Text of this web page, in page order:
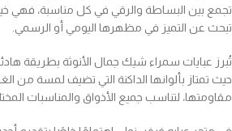
تجمع بين البساطة والرقي في كل مناسبة، فهي
تبحث عن التميز في مظهرها اليومي أو الرسمي.
تُبرز عبايات سمراء شيك جمال الأنوثة بطريقة
حيث تمتاز بألوانها الداكنة التي تضيف لمسة من
مقاومتها، لتناسب جميع الأذواق والمناسبات